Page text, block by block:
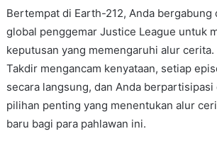
Bertempat di Earth-212, Anda bergabung
global penggemar Justice League untuk
keputusan yang memengaruhi alur cerita.
Takdir mengancam kenyataan, setiap
secara langsung, dan Anda berpartisipasi
pilihan penting yang menentukan alur
baru bagi para pahlawan ini.